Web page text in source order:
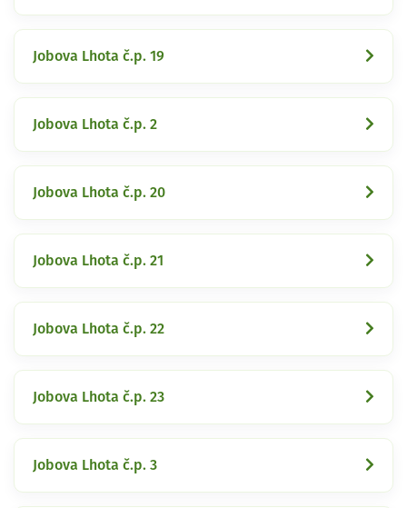
Jobova Lhota č.p. 19
Jobova Lhota č.p. 2
Jobova Lhota č.p. 20
Jobova Lhota č.p. 21
Jobova Lhota č.p. 22
Jobova Lhota č.p. 23
Jobova Lhota č.p. 3